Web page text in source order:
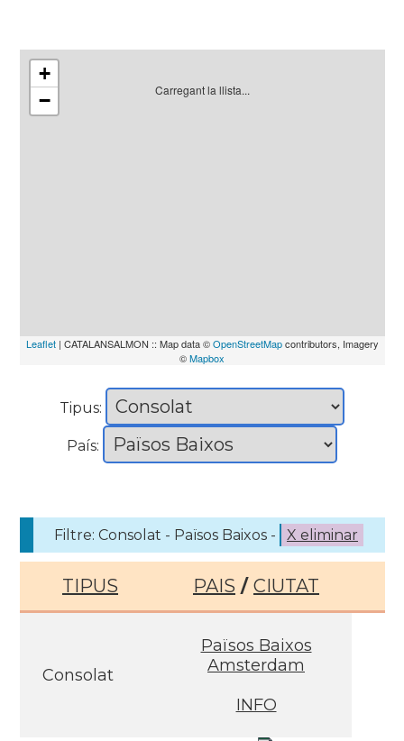
Carregant la llista...
+
−
Leaflet| CATALANSALMON :: Map data ©OpenStreetMapcontributors, Imagery
©Mapbox
Tipus:
País:
Filtre: Consolat - Països Baixos - X eliminar
TIPUS PAIS / CIUTAT
Consolat
Països Baixos
Amsterdam
INFO